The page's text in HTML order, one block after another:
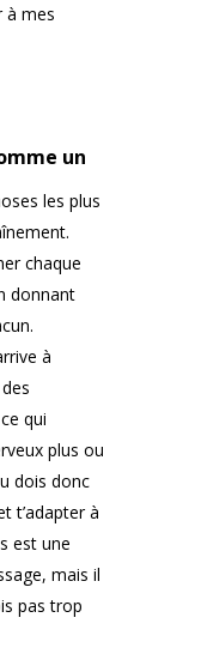
à mes
un
les plus
chaque
donnant
à
qui
plus ou
dois donc
t’adapter à
est une
mais il
pas trop